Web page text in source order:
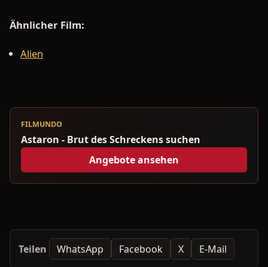
Ähnlicher Film:
Alien
FILMUNDO
Astaron - Brut des Schreckens suchen
Angebote ansehen
Teilen WhatsApp Facebook X E-Mail